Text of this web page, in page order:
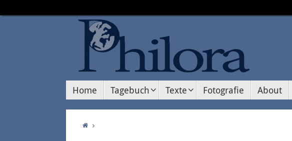
Home Tagebuch Texte Fotografie About